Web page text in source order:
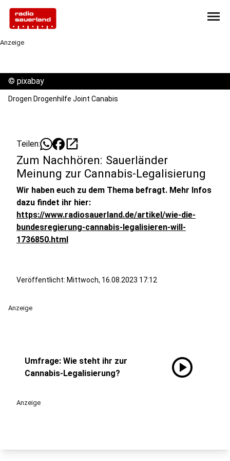
menu
Anzeige
© pixabay
Drogen Drogenhilfe Joint Canabis
Teilen: open_in_new
Zum Nachhören: Sauerländer
Meinung zur Cannabis-Legalisierung
Wir haben euch zu dem Thema befragt. Mehr Infos
dazu findet ihr hier:
https://www.radiosauerland.de/artikel/wie-die-
bundesregierung-cannabis-legalisieren-will-
1736850.html
Veröffentlicht: Mittwoch, 16.08.2023 17:12
Anzeige
Umfrage: Wie steht ihr zur
Cannabis-Legalisierung?
play_circle
Anzeige